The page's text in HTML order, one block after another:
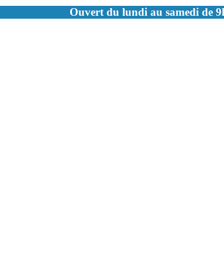
Ouvert du lundi au samedi de